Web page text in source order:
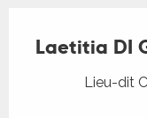
Laetitia DI
Lieu-dit